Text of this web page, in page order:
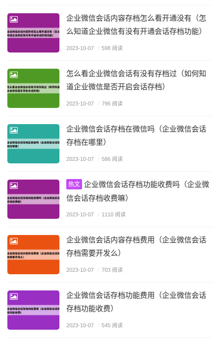
企业微信会话内容存档怎么看开通没有（怎
么知道企业微信有没有开通会话存档功能）
2023-10-07 / 598 阅读
怎么看企业微信会话有没有存档过（如何知
道企业微信是否开启会话存档）
2023-10-07 / 796 阅读
企业微信会话存档在微信吗（企业微信会话
存档在哪里）
2023-10-07 / 586 阅读
热文 企业微信会话存档功能收费吗（企业微
信会话存档收费嘛）
2023-10-07 / 1110 阅读
企业微信会话内容存档费用（企业微信会话
存档需要开发么）
2023-10-07 / 703 阅读
企业微信会话存档功能费用（企业微信会话
存档功能收费）
2023-10-07 / 545 阅读